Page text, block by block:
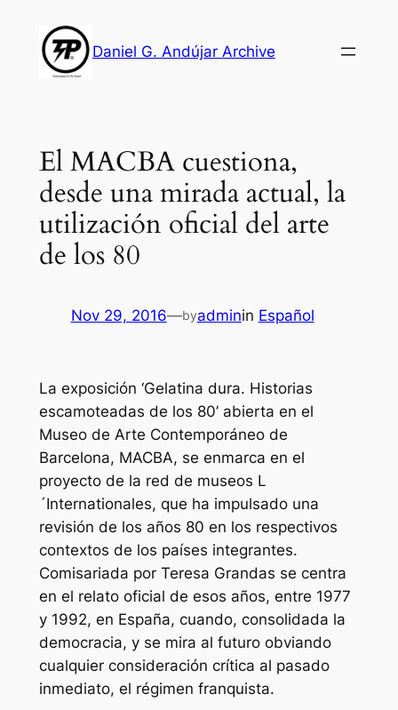
content
Daniel G. Andújar Archive
El MACBA cuestiona,
desde una mirada actual, la
utilización oficial del arte
de los 80
Nov 29, 2016—byadminin Español
La exposición ‘Gelatina dura. Historias
escamoteadas de los 80’ abierta en el
Museo de Arte Contemporáneo de
Barcelona, MACBA, se enmarca en el
proyecto de la red de museos L
´Internationales, que ha impulsado una
revisión de los años 80 en los respectivos
contextos de los países integrantes.
Comisariada por Teresa Grandas se centra
en el relato oficial de esos años, entre 1977
y 1992, en España, cuando, consolidada la
democracia, y se mira al futuro obviando
cualquier consideración crítica al pasado
inmediato, el régimen franquista.